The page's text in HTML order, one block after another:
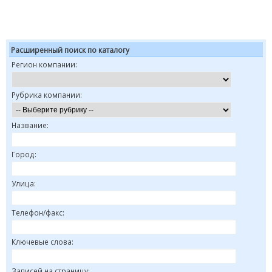
Расширенный поиск по каталогу
Регион компании:
Рубрика компании:
Название:
Город:
Улица:
Телефон/факс:
Ключевые слова: